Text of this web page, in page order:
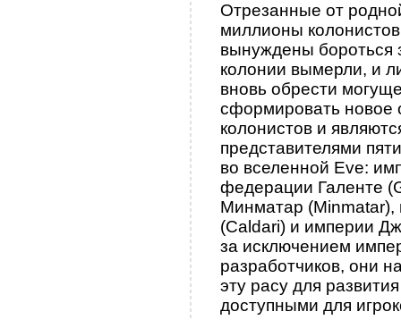
Отрезанные от
миллионы
вынуждены бороться
колонии вымерли, и
вновь обрести
сформировать новое
колонистов и
представителями
во вселенной Eve:
федерации Галенте
Минматар (Minmatar),
(Caldari) и империи
за исключением
разработчиков, они
эту расу для
доступными для